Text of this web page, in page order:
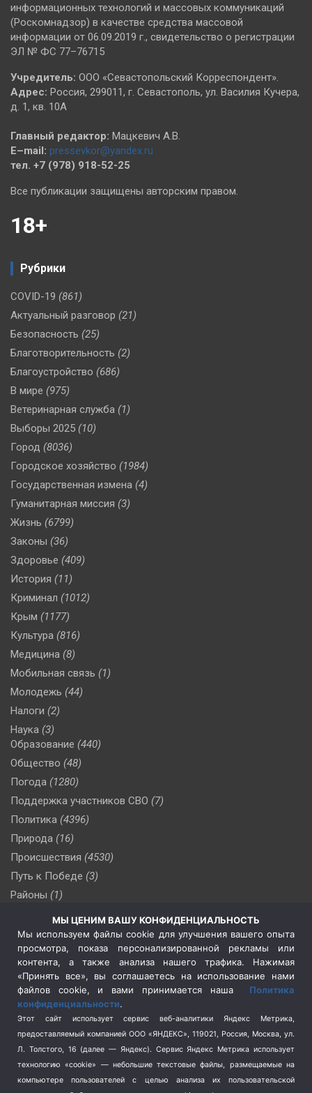
информационных технологий и массовых коммуникаций
(Роскомнадзор) в качестве средства массовой
информации от 06.09.2019 г., свидетельство о регистрации
ЭЛ № ФС 77–76715
Учредитель: ООО «Севастопольский Корреспондент».
Адрес: Россия, 299011, г. Севастополь, ул. Василия Кучера,
д. 1, кв. 10А
Главный редактор: Мацкевич А.В.
E–mail: pressevkor@yandex.ru
тел. +7 (978) 918-52-25
Все публикации защищены авторским правом.
18+
Рубрики
COVID-19 (861)
Актуальный разговор (21)
Безопасность (25)
Благотворительность (2)
Благоустройство (686)
В мире (975)
Ветеринарная служба (1)
Выборы 2025 (10)
Город (8036)
Городское хозяйство (1984)
Государственная измена (4)
Гуманитарная миссия (3)
Жизнь (6799)
Законы (36)
Здоровье (409)
История (11)
Криминал (1012)
Крым (1177)
Культура (816)
Медицина (8)
Мобильная связь (1)
Молодежь (44)
Налоги (2)
Наука (3)
Образование (440)
Общество (48)
Погода (1280)
Поддержка участников СВО (7)
Политика (4396)
Природа (16)
Происшествия (4530)
Путь к Победе (3)
Районы (1)
(510)
Сельское хозяйство (3)
Социальная политика
(3)
Спецоперация в Украине
Спецоперация на Украине
(404)
Спорт (740)
Терроризм (1)
Транспорт (262)
Туризм (178)
МЫ ЦЕНИМ ВАШУ КОНФИДЕНЦИАЛЬНОСТЬ
Мы используем файлы cookie для улучшения вашего опыта
просмотра, показа персонализированной рекламы или
контента, а также анализа нашего трафика. Нажимая
«Принять все», вы соглашаетесь на использование нами
файлов cookie, и вами принимается наша Политика
конфиденциальности.
Этот сайт использует сервис веб-аналитики Яндекс Метрика,
предоставляемый компанией ООО «ЯНДЕКС», 119021, Россия, Москва, ул.
Л. Толстого, 16 (далее — Яндекс). Сервис Яндекс Метрика использует
технологию «cookie» — небольшие текстовые файлы, размещаемые на
компьютере пользователей с целью анализа их пользовательской